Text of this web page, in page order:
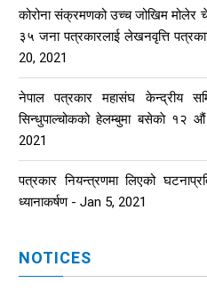
कोरोना संक्रमणको उच्च जोखिम मोलेर
३५ जना पत्रकारलाई लेखनवृत्ति
20, 2021
नेपाल पत्रकार महासंघ केन्द्रीय
सिन्धुपाल्चोकको हेलम्बुमा बसेकाे १२
2021
पत्रकार नियन्त्रणमा लिएको
ध्यानाकर्षण - Jan 5, 2021
NOTICES